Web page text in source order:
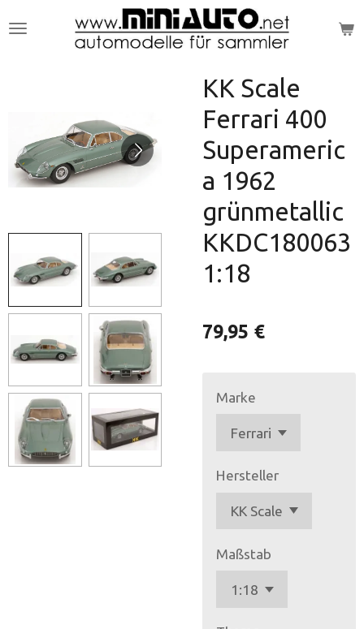
Hauptinhalt
KK Scale
Ferrari 400
Superameric
a 1962
grünmetallic
KKDC180063
1:18
79,95 €
Marke
Hersteller
Maßstab